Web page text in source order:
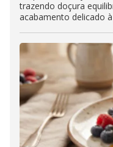
trazendo doçura
acabamento delicado à